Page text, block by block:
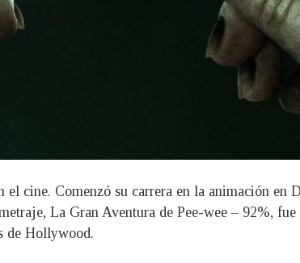
cine. Comenzó su carrera en la animación en
La Gran Aventura de Pee-wee – 92%,
de Hollywood.